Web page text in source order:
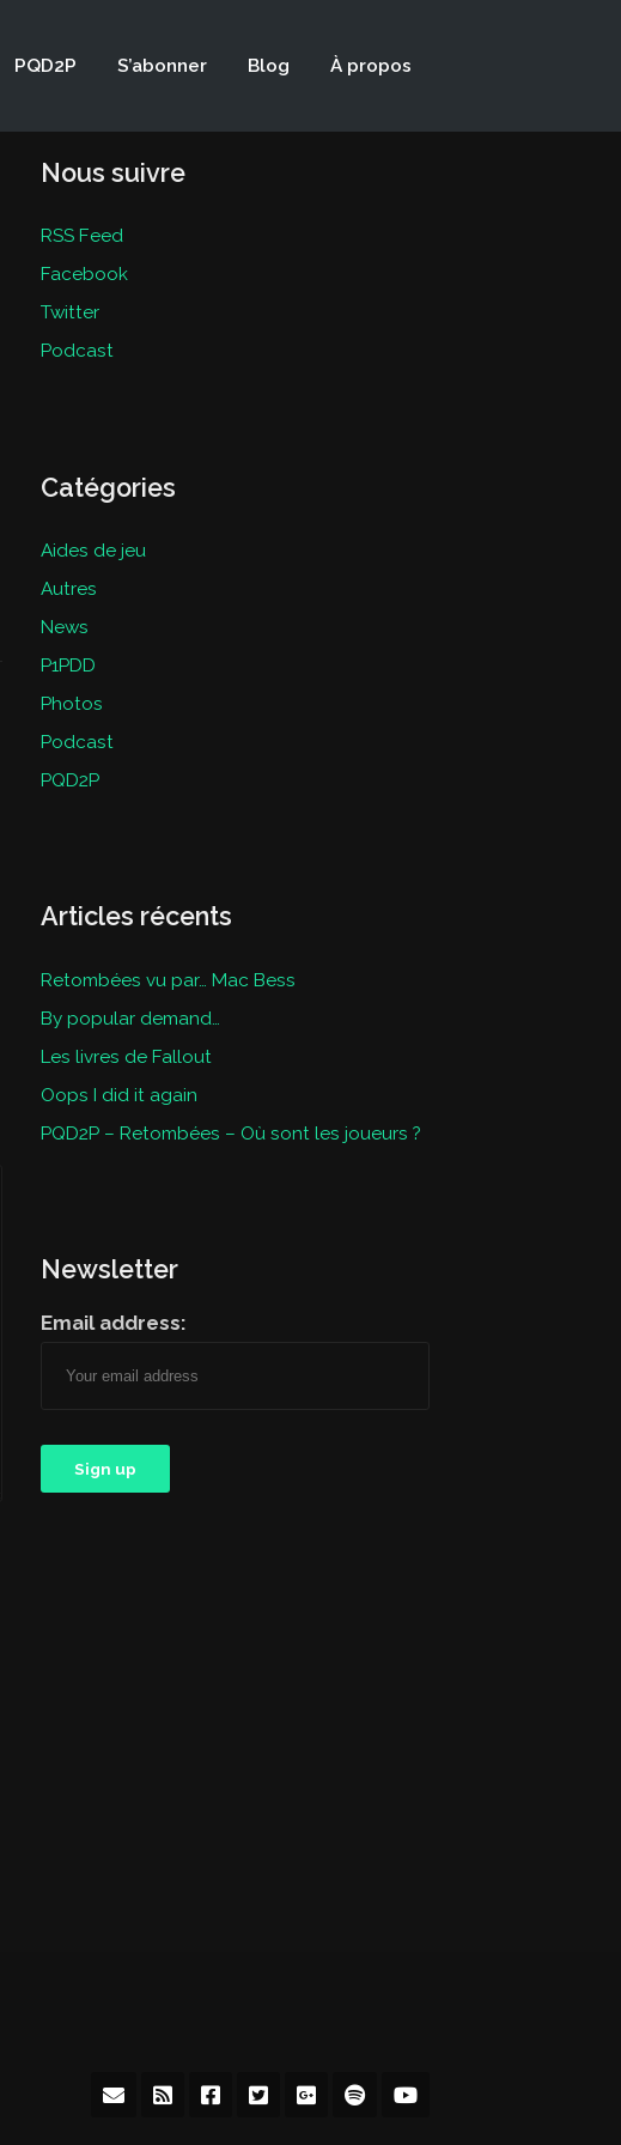
PQD2P S’abonner Blog À propos
Nous suivre
RSS Feed
Facebook
Twitter
Podcast
Catégories
Aides de jeu
Autres
News
P1PDD
Photos
Podcast
PQD2P
Articles récents
Retombées vu par… Mac Bess
By popular demand…
Les livres de Fallout
Oops I did it again
PQD2P – Retombées – Où sont les joueurs ?
Newsletter
Email address: